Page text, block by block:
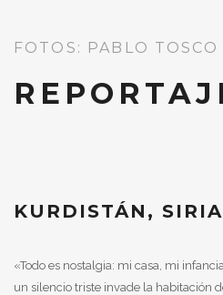
FOTOS: PABLO TOSCO
KURDISTÁN, SIRIA
«Todo es nostalgia: mi casa, mi
un silencio triste invade la habitación